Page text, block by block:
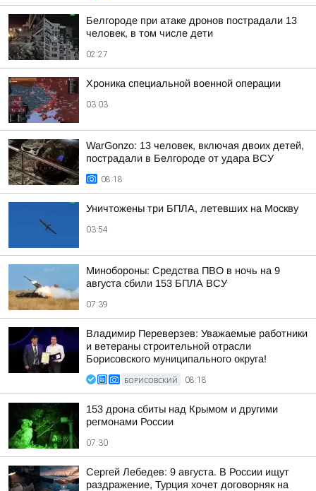
Белгороде при атаке дронов пострадали 13
человек, в том числе дети
02:27
Хроника специальной военной операции
03:03
WarGonzo: 13 человек, включая двоих детей,
пострадали в Белгороде от удара ВСУ
08:18
Уничтожены три БПЛА, летевших на Москву
03:54
Минобороны: Средства ПВО в ночь на 9
августа сбили 153 БПЛА ВСУ
07:39
Владимир Переверзев: Уважаемые работники
и ветераны строительной отрасли
Борисовского муниципального округа!
БОРИСОВСКИЙ 08:18
153 дрона сбиты над Крымом и другими
регмонами России
07:30
Сергей Лебедев: 9 августа. В России ищут
раздражение, Турция хочет договорняк на